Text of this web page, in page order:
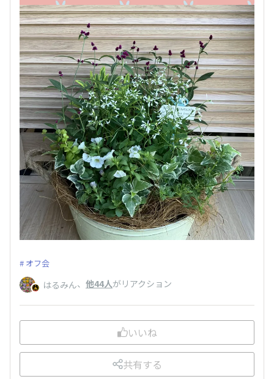
オフ会
はるみん、 他44人がリアクション
いいね
共有する